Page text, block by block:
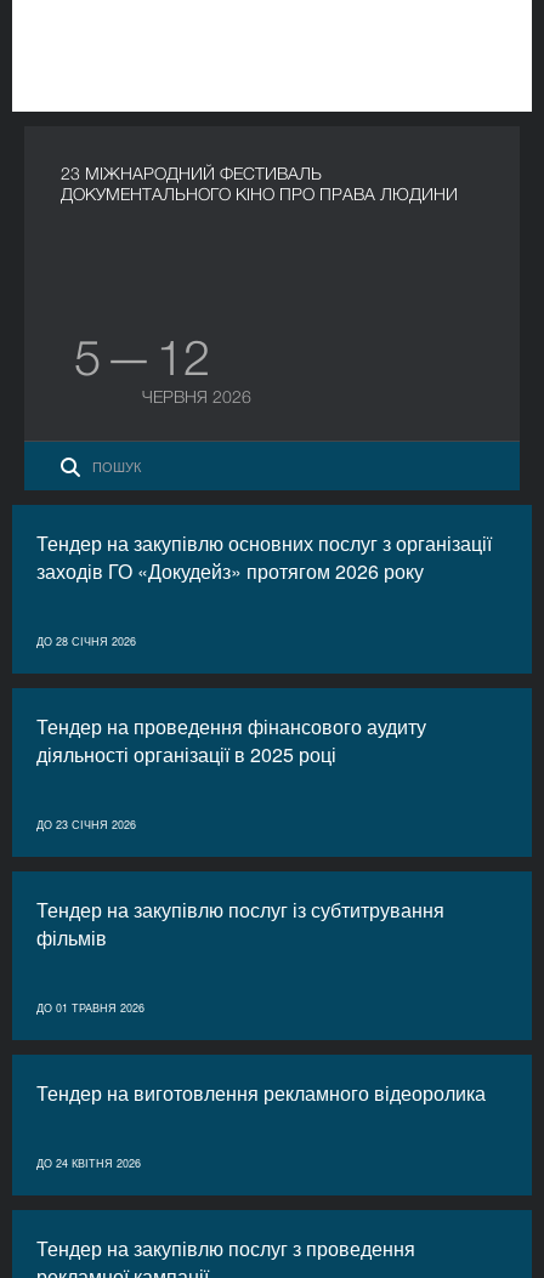
23 МІЖНАРОДНИЙ ФЕСТИВАЛЬ
ДОКУМЕНТАЛЬНОГО КІНО ПРО ПРАВА ЛЮДИНИ
5 — 12
ЧЕРВНЯ 2026
Тендер на закупівлю основних послуг з організації
заходів ГО «Докудейз» протягом 2026 року
ДО 28 СІЧНЯ 2026
Тендер на проведення фінансового аудиту
діяльності організації в 2025 році
ДО 23 СІЧНЯ 2026
Тендер на закупівлю послуг із субтитрування
фільмів
ДО 01 ТРАВНЯ 2026
Тендер на виготовлення рекламного відеоролика
ДО 24 КВІТНЯ 2026
Тендер на закупівлю послуг з проведення